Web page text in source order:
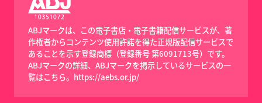
ABJマークは、この電子書店・電子書籍配信サービスが、著
作権者からコンテンツ使用許諾を得た正規版配信サービスで
あることを示す登録商標（登録番号 第6091713号）です。
ABJマークの詳細、ABJマークを掲示しているサービスの一
覧はこちら。 https://aebs.or.jp/